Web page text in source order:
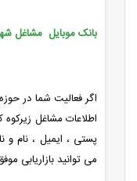
بانک موبایل مشاغل
اگر فعالیت شما در
اطلاعات مشاغل
پستی ، ایمیل ، نام
می توانید بازاریابی